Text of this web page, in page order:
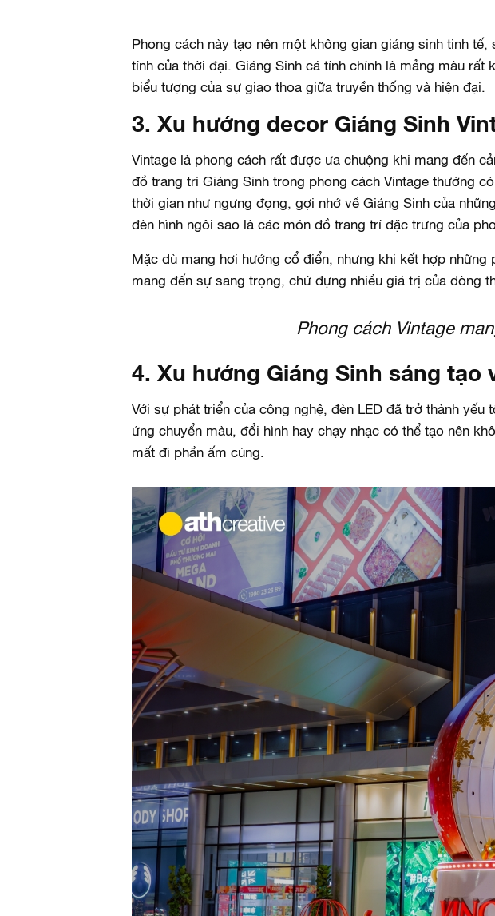
Phong cách này tạo nên một không gian giáng sinh tinh
tính của thời đại. Giáng Sinh cá tính chính là mảng màu
biểu tượng của sự giao thoa giữa truyền thống và hiện đại.
3. Xu hướng decor Giáng Sinh
Vintage là phong cách rất được ưa chuộng khi mang đến
đồ trang trí Giáng Sinh trong phong cách Vintage thường
thời gian như ngưng đọng, gợi nhớ về Giáng Sinh của
đèn hình ngôi sao là các món đồ trang trí đặc trưng của
Mặc dù mang hơi hướng cổ điển, nhưng khi kết hợp
mang đến sự sang trọng, chứ đựng nhiều giá trị của dòng
Phong cách Vintage
4. Xu hướng Giáng Sinh sáng tạo
Với sự phát triển của công nghệ, đèn LED đã trở thành
ứng chuyển màu, đổi hình hay chạy nhạc có thể tạo nên
mất đi phần ấm cúng.